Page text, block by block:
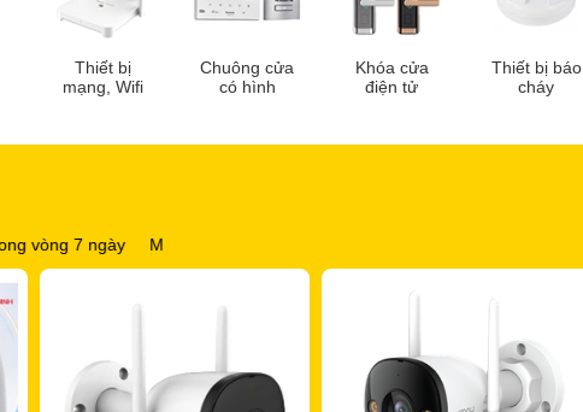
Thiết bị
mạng, Wifi
Chuông cửa
có hình
Khóa cửa
điện tử
Thiết bị báo
cháy
Miễn phí vận chuyển cho đơn hàng từ 2 triệu đồng